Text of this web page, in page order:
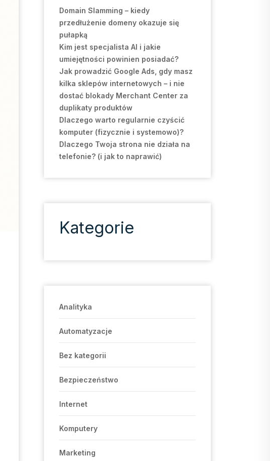
Domain Slamming – kiedy
przedłużenie domeny okazuje się
pułapką
Kim jest specjalista AI i jakie
umiejętności powinien posiadać?
Jak prowadzić Google Ads, gdy masz
kilka sklepów internetowych – i nie
dostać blokady Merchant Center za
duplikaty produktów
Dlaczego warto regularnie czyścić
komputer (fizycznie i systemowo)?
Dlaczego Twoja strona nie działa na
telefonie? (i jak to naprawić)
Kategorie
Analityka
Automatyzacje
Bez kategorii
Bezpieczeństwo
Internet
Komputery
Marketing